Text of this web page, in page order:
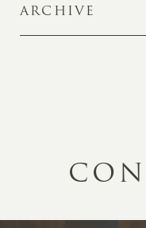
ARCHIVE
CON